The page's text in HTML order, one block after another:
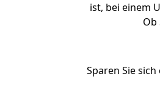
ist, bei einem
Ob
Sparen Sie